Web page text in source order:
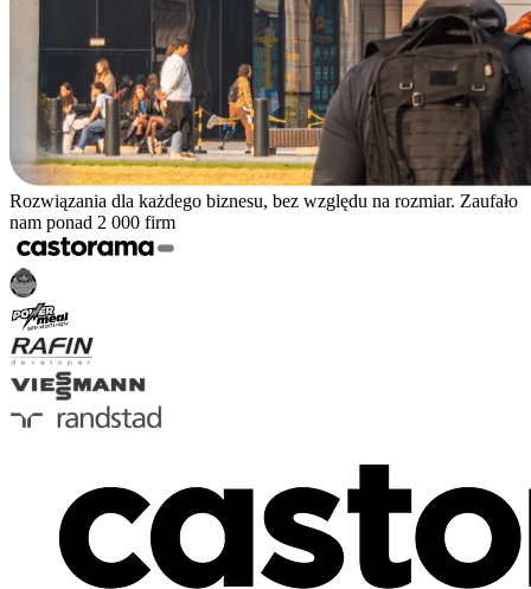
Rozwiązania dla każdego biznesu, bez względu na rozmiar. Zaufało
nam ponad 2 000 firm